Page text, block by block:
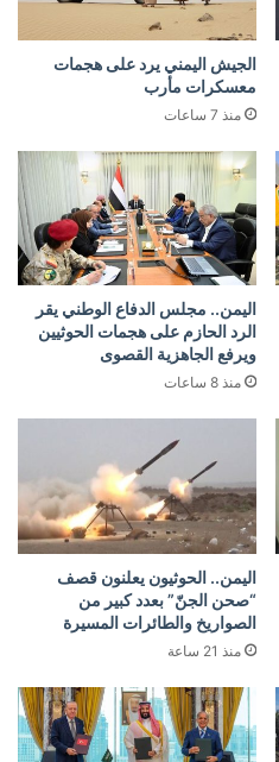
الجيش اليمني يرد على هجمات
معسكرات مأرب
منذ 7 ساعات
اليمن.. مجلس الدفاع الوطني يقر
الرد الحازم على هجمات الحوثيين
ويرفع الجاهزية القصوى
منذ 8 ساعات
اليمن.. الحوثيون يعلنون قصف
“صحن الجنّ” بعدد كبير من
الصواريخ والطائرات المسيرة
منذ 21 ساعة